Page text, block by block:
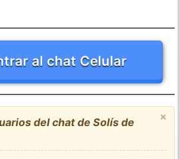
al chat Celular
×
del chat de Solís de